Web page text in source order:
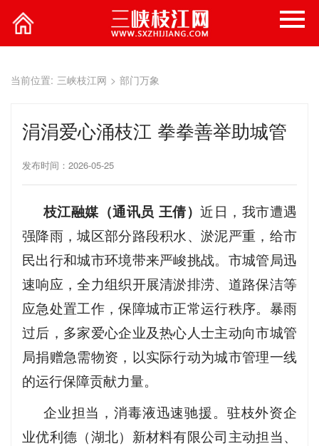
当前位置: 三峡枝江网 > 部门万象
涓涓爱心涌枝江 拳拳善举助城管
发布时间：2026-05-25
枝江融媒（通讯员 王倩）近日，我市遭遇
强降雨，城区部分路段积水、淤泥严重，给市
民出行和城市环境带来严峻挑战。市城管局迅
速响应，全力组织开展清淤排涝、道路保洁等
应急处置工作，保障城市正常运行秩序。暴雨
过后，多家爱心企业及热心人士主动向市城管
局捐赠急需物资，以实际行动为城市管理一线
的运行保障贡献力量。
企业担当，消毒液迅速驰援。驻枝外资企
业优利德（湖北）新材料有限公司主动担当、